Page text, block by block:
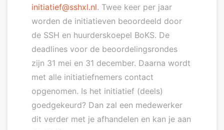
initiatief@sshxl.nl. Twee keer per jaar
worden de initiatieven beoordeeld door
de SSH en huurderskoepel BoKS. De
deadlines voor de beoordelingsrondes
zijn 31 mei en 31 december. Daarna wordt
met alle initiatiefnemers contact
opgenomen. Is het initiatief (deels)
goedgekeurd? Dan zal een medewerker
dit verder met je afhandelen en kan je aan